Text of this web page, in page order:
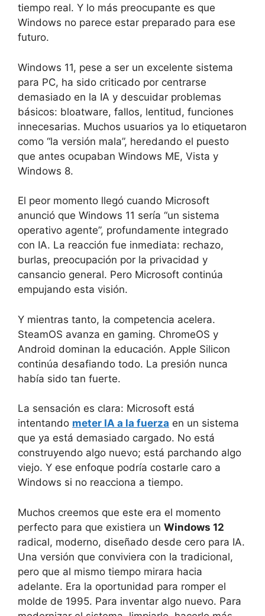
tiempo real. Y lo más preocupante es que
Windows no parece estar preparado para ese
futuro.
Windows 11, pese a ser un excelente sistema
para PC, ha sido criticado por centrarse
demasiado en la IA y descuidar problemas
básicos: bloatware, fallos, lentitud, funciones
innecesarias. Muchos usuarios ya lo etiquetaron
como “la versión mala”, heredando el puesto
que antes ocupaban Windows ME, Vista y
Windows 8.
El peor momento llegó cuando Microsoft
anunció que Windows 11 sería “un sistema
operativo agente”, profundamente integrado
con IA. La reacción fue inmediata: rechazo,
burlas, preocupación por la privacidad y
cansancio general. Pero Microsoft continúa
empujando esta visión.
Y mientras tanto, la competencia acelera.
SteamOS avanza en gaming. ChromeOS y
Android dominan la educación. Apple Silicon
continúa desafiando todo. La presión nunca
había sido tan fuerte.
La sensación es clara: Microsoft está
intentando meter IA a la fuerza en un sistema
que ya está demasiado cargado. No está
construyendo algo nuevo; está parchando algo
viejo. Y ese enfoque podría costarle caro a
Windows si no reacciona a tiempo.
Muchos creemos que este era el momento
perfecto para que existiera un Windows 12
radical, moderno, diseñado desde cero para IA.
Una versión que conviviera con la tradicional,
pero que al mismo tiempo mirara hacia
adelante. Era la oportunidad para romper el
molde de 1995. Para inventar algo nuevo. Para